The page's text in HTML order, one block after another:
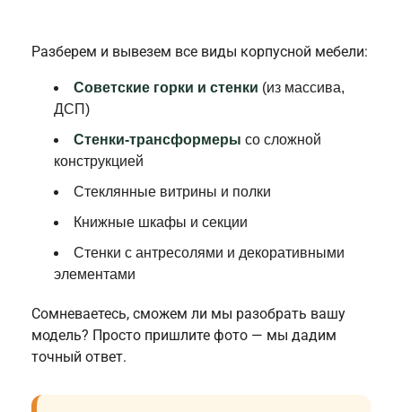
Разберем и вывезем все виды корпусной мебели:
Советские горки и стенки (из массива,
ДСП)
Стенки-трансформеры со сложной
конструкцией
Стеклянные витрины и полки
Книжные шкафы и секции
Стенки с антресолями и декоративными
элементами
Сомневаетесь, сможем ли мы разобрать вашу
модель? Просто пришлите фото — мы дадим
точный ответ.